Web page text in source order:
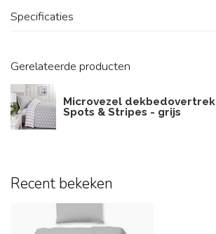
Specificaties
Gerelateerde producten
Microvezel dekbedovertrek
Spots & Stripes - grijs
Recent bekeken